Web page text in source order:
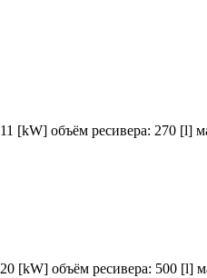
[kW] объём ресивера: 270 [l]
[kW] объём ресивера: 500 [l]